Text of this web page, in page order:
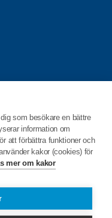
som besökare en bättre
information om
att förbättra funktioner och
kakor (cookies) för
mer om kakor